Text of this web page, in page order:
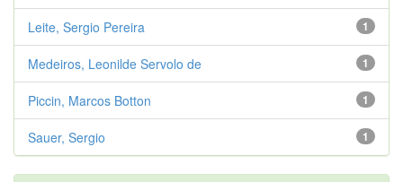
1
Leite, Sergio Pereira
1
Medeiros, Leonilde Servolo de
1
Piccin, Marcos Botton
1
Sauer, Sergio